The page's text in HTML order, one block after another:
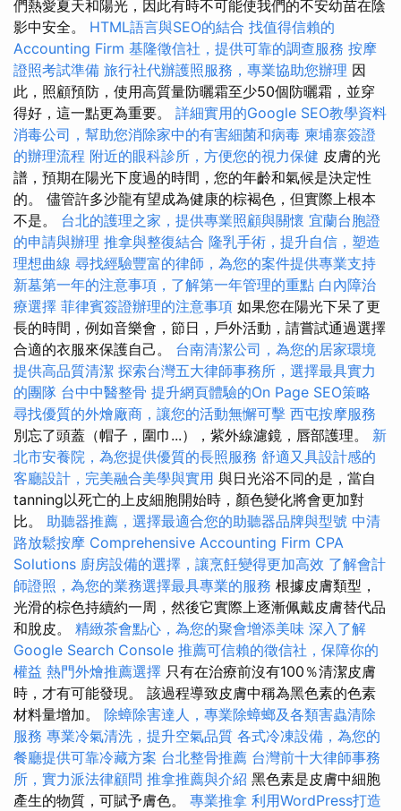
們熱愛夏天和陽光，因此有時不可能使我們的不安幼苗在陰
影中安全。 HTML語言與SEO的結合 找值得信賴的
Accounting Firm 基隆徵信社，提供可靠的調查服務 按摩
證照考試準備 旅行社代辦護照服務，專業協助您辦理 因
此，照顧預防，使用高質量防曬霜至少50個防曬霜，並穿
得好，這一點更為重要。 詳細實用的Google SEO教學資料
消毒公司，幫助您消除家中的有害細菌和病毒 柬埔寨簽證
的辦理流程 附近的眼科診所，方便您的視力保健 皮膚的光
譜，預期在陽光下度過的時間，您的年齡和氣候是決定性
的。 儘管許多沙龍有望成為健康的棕褐色，但實際上根本
不是。 台北的護理之家，提供專業照顧與關懷 宜蘭台胞證
的申請與辦理 推拿與整復結合 隆乳手術，提升自信，塑造
理想曲線 尋找經驗豐富的律師，為您的案件提供專業支持
新墓第一年的注意事項，了解第一年管理的重點 白內障治
療選擇 菲律賓簽證辦理的注意事項 如果您在陽光下呆了更
長的時間，例如音樂會，節日，戶外活動，請嘗試通過選擇
合適的衣服來保護自己。 台南清潔公司，為您的居家環境
提供高品質清潔 探索台灣五大律師事務所，選擇最具實力
的團隊 台中中醫整骨 提升網頁體驗的On Page SEO策略
尋找優質的外燴廠商，讓您的活動無懈可擊 西屯按摩服務
別忘了頭蓋（帽子，圍巾...），紫外線濾鏡，唇部護理。 新
北市安養院，為您提供優質的長照服務 舒適又具設計感的
客廳設計，完美融合美學與實用 與日光浴不同的是，當自
tanning以死亡的上皮細胞開始時，顏色變化將會更加對
比。 助聽器推薦，選擇最適合您的助聽器品牌與型號 中清
路放鬆按摩 Comprehensive Accounting Firm CPA
Solutions 廚房設備的選擇，讓烹飪變得更加高效 了解會計
師證照，為您的業務選擇最具專業的服務 根據皮膚類型，
光滑的棕色持續約一周，然後它實際上逐漸佩戴皮膚替代品
和脫皮。 精緻茶會點心，為您的聚會增添美味 深入了解
Google Search Console 推薦可信賴的徵信社，保障你的
權益 熱門外燴推薦選擇 只有在治療前沒有100％清潔皮膚
時，才有可能發現。 該過程導致皮膚中稱為黑色素的色素
材料量增加。 除蟑除害達人，專業除蟑螂及各類害蟲清除
服務 專業冷氣清洗，提升空氣品質 各式冷凍設備，為您的
餐廳提供可靠冷藏方案 台北整骨推薦 台灣前十大律師事務
所，實力派法律顧問 推拿推薦與介紹 黑色素是皮膚中細胞
產生的物質，可賦予膚色。 專業推拿 利用WordPress打造